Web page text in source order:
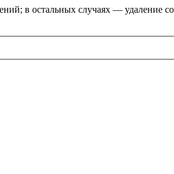
в остальных случаях — удаление